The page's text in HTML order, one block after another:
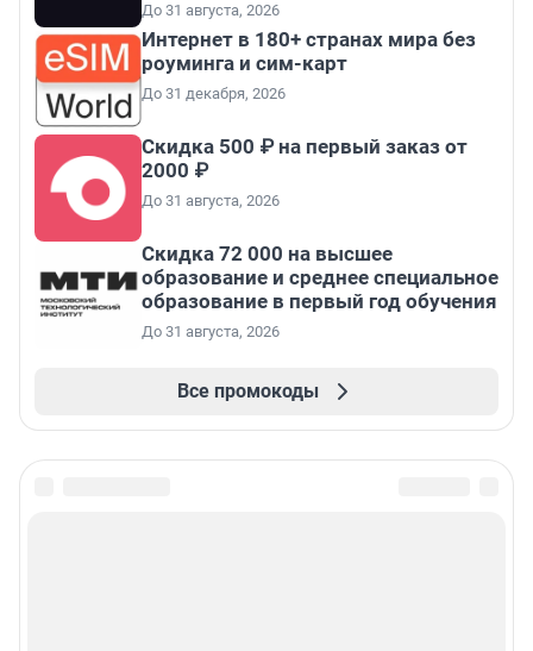
До 31 августа, 2026
Интернет в 180+ странах мира без
роуминга и сим-карт
До 31 декабря, 2026
Скидка 500 ₽ на первый заказ от
2000 ₽
До 31 августа, 2026
Скидка 72 000 на высшее
образование и среднее специальное
образование в первый год обучения
До 31 августа, 2026
Все промокоды